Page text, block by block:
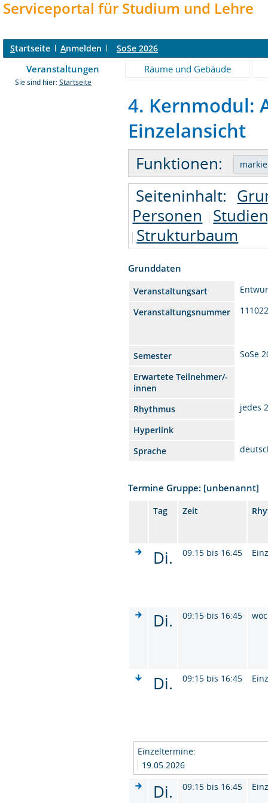
Serviceportal für Studium und Lehre
Startseite Anmelden SoSe 2026
Veranstaltungen Räume und Gebäude
Sie sind hier: Startseite
4. Kernmodul:
Einzelansicht
Funktionen:
Seiteninhalt:
Personen
Strukturbaum
Grunddaten
Veranstaltungsart
Veranstaltungsnummer
Semester
SoSe
Erwartete Teilnehmer/-
innen
Rhythmus
jedes
Hyperlink
Sprache
Termine Gruppe: [unbenannt]
Tag Zeit
Di. 09:15 bis 16:45
Di. 09:15 bis 16:45
Di. 09:15 bis 16:45
Einzeltermine:
19.05.2026
Di. 09:15 bis 16:45